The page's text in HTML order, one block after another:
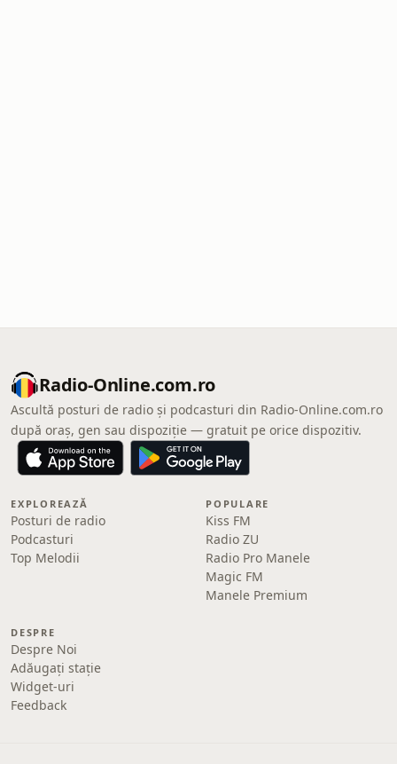
Radio-Online.com.ro
Ascultă posturi de radio și podcasturi din Radio-Online.com.ro
după oraș, gen sau dispoziție — gratuit pe orice dispozitiv.
EXPLOREAZĂ
Posturi de radio
Podcasturi
Top Melodii
POPULARE
Kiss FM
Radio ZU
Radio Pro Manele
Magic FM
Manele Premium
DESPRE
Despre Noi
Adăugați stație
Widget-uri
Feedback